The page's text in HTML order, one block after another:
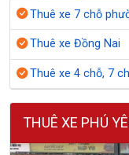
Thuê xe 7 chỗ
Thuê xe Đồng Nai
Thuê xe 4 chỗ, 7
THUÊ XE PHÚ